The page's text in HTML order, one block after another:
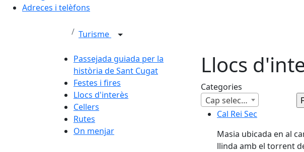
Adreces i telèfons
Turisme
Passejada guiada per la
història de Sant Cugat
Festes i fires
Llocs d'interès
Cellers
Rutes
On menjar
Llocs
Categories
Cap selecció
Cal Rei Sec
Cal Rei Sec
Masia ubicada en al
llinda amb el torrent